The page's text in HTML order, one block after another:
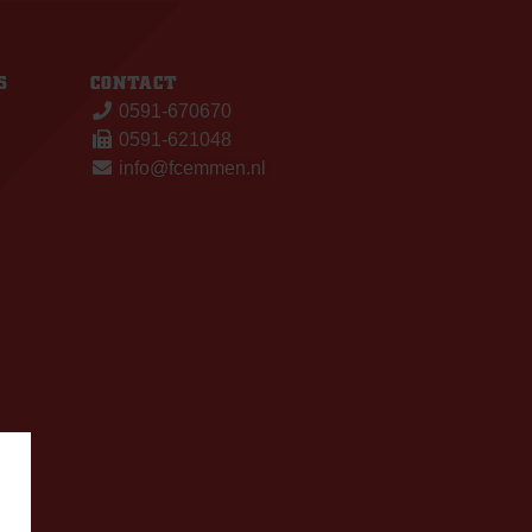
CONTACT
0591-670670
0591-621048
info@fcemmen.nl